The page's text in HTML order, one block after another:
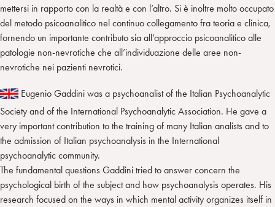
mettersi in rapporto con la realtà e con l’altro. Si è inoltre molto occupato
del metodo psicoanalitico nel continuo collegamento fra teoria e clinica,
fornendo un importante contributo sia all’approccio psicoanalitico alle
patologie non-nevrotiche che all’individuazione delle aree non-
nevrotiche nei pazienti nevrotici.
Eugenio Gaddini was a psychoanalist of the Italian Psychoanalytic
Society and of the International Psychoanalytic Association. He gave a
very important contribution to the training of many Italian analists and to
the admission of Italian psychoanalysis in the International
psychoanalytic community.
The fundamental questions Gaddini tried to answer concern the
psychological birth of the subject and how psychoanalysis operates. His
research focused on the ways in which mental activity organizes itself in